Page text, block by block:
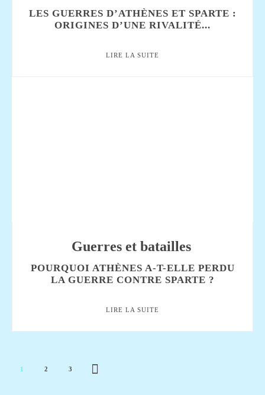
LES GUERRES D’ATHÈNES ET SPARTE :
ORIGINES D’UNE RIVALITÉ...
LIRE LA SUITE
Guerres et batailles
POURQUOI ATHÈNES A-T-ELLE PERDU
LA GUERRE CONTRE SPARTE ?
LIRE LA SUITE
1 2 3